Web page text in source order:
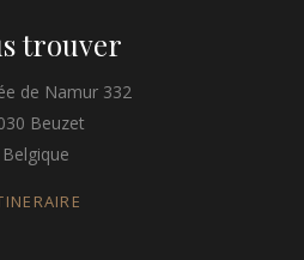
trouver
de Namur 332
Beuzet
Belgique